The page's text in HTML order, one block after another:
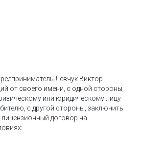
Левчук Виктор
от своего имени, с одной стороны,
или юридическому лицу
с другой стороны, заключить
договор на